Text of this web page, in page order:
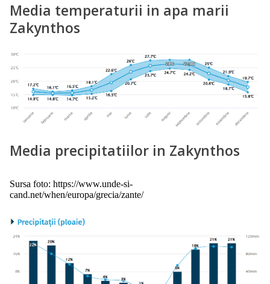
Media temperaturii in apa marii
Zakynthos
Media precipitatiilor in Zakynthos
Sursa foto: https://www.unde-si-
cand.net/when/europa/grecia/zante/